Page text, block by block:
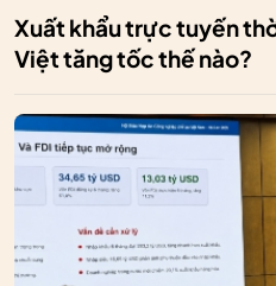
Xuất khẩu trực tuyến
Việt tăng tốc thế nào?